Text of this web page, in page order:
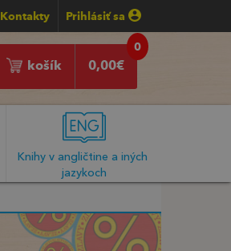
Kontakty Prihlásiť sa
0
0,00€
košík
Knihy v angličtine a iných
jazykoch